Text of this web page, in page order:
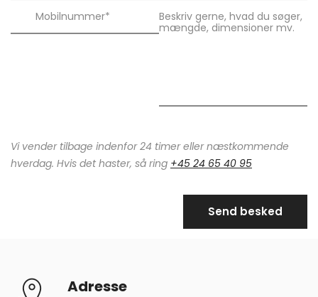
Vi vender tilbage indenfor 24 timer eller næstkommende
hverdag. Hvis det haster, så ring +45 24 65 40 95
Adresse